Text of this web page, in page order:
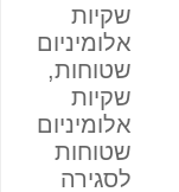
שקיות
אלומיניום
שטוחות,
שקיות
אלומיניום
שטוחות
לסגירה